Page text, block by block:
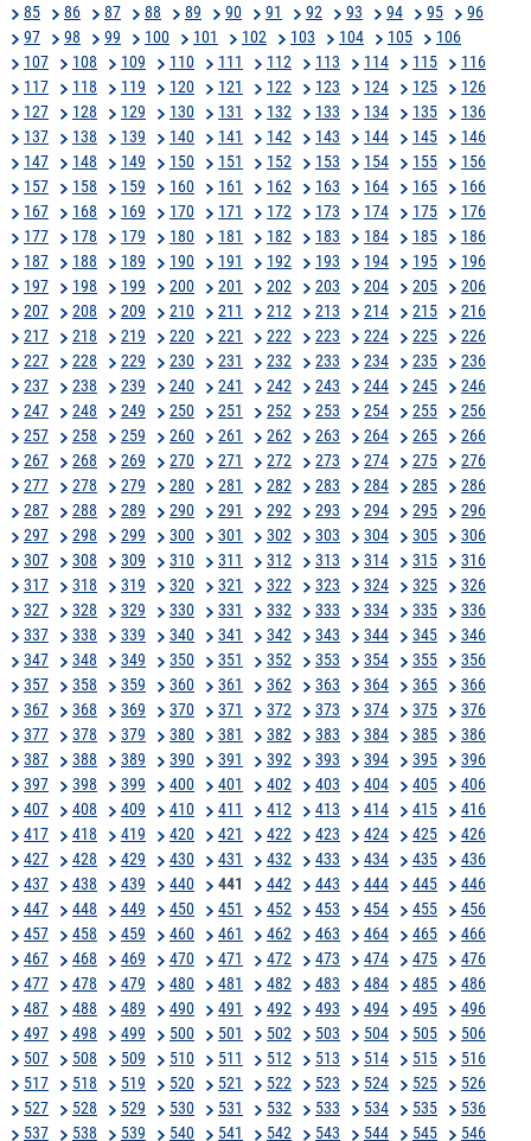
85
86 87 88 89 90 91 92 93 94 95
96
97
98 99 100 101 102 103 104 105
106
107
108 109 110 111 112 113 114 115
116
117
118 119 120 121 122 123 124 125
126
127
128 129 130 131 132 133 134 135
136
137
138 139 140 141 142 143 144 145
146
147
148 149 150 151 152 153 154 155
156
157
158 159 160 161 162 163 164 165
166
167
168 169 170 171 172 173 174 175
176
177
178 179 180 181 182 183 184 185
186
187
188 189 190 191 192 193 194 195
196
197
198 199 200 201 202 203 204 205
206
207
208 209 210 211 212 213 214 215
216
217
218 219 220 221 222 223 224 225
226
227
228 229 230 231 232 233 234 235
236
237
238 239 240 241 242 243 244 245
246
247
248 249 250 251 252 253 254 255
256
257
258 259 260 261 262 263 264 265
266
267
268 269 270 271 272 273 274 275
276
277
278 279 280 281 282 283 284 285
286
287
288 289 290 291 292 293 294 295
296
297
298 299 300 301 302 303 304 305
306
307
308 309 310 311 312 313 314 315
316
317
318 319 320 321 322 323 324 325
326
327
328 329 330 331 332 333 334 335
336
337
338 339 340 341 342 343 344 345
346
347
348 349 350 351 352 353 354 355
356
357
358 359 360 361 362 363 364 365
366
367
368 369 370 371 372 373 374 375
376
377
378 379 380 381 382 383 384 385
386
387
388 389 390 391 392 393 394 395
396
397
398 399 400 401 402 403 404 405
406
407
408 409 410 411 412 413 414 415
416
417
418 419 420 421 422 423 424 425
426
427
428 429 430 431 432 433 434 435
436
437
438 439 440 441 442 443 444 445
446
447
448 449 450 451 452 453 454 455
456
457
458 459 460 461 462 463 464 465
466
467
468 469 470 471 472 473 474 475
476
477
478 479 480 481 482 483 484 485
486
487
488 489 490 491 492 493 494 495
496
497
498 499 500 501 502 503 504 505
506
507
508 509 510 511 512 513 514 515
516
517
518 519 520 521 522 523 524 525
526
527
528 529 530 531 532 533 534 535
536
537
538 539 540 541 542 543 544 545 546